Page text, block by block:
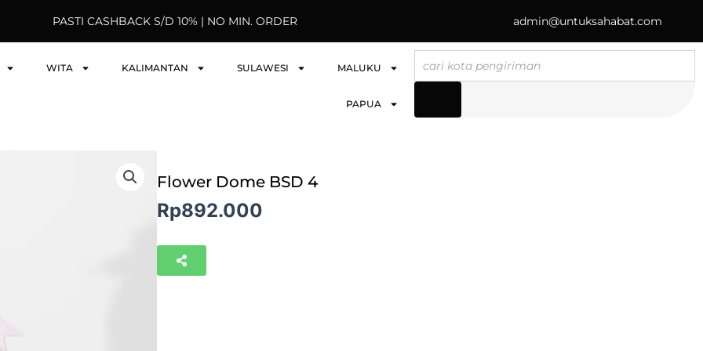
PASTI CASHBACK S/D 10% | NO MIN. ORDER admin@untuksahabat.com
WITA KALIMANTAN SULAWESI MALUKU
PAPUA
Flower Dome BSD 4
Rp892.000